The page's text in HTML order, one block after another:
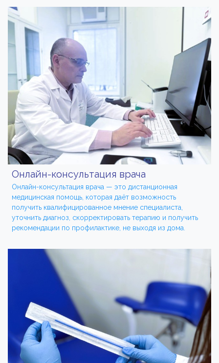
Онлайн-консультация врача
Онлайн-консультация врача — это дистанционная
медицинская помощь, которая даёт возможность
получить квалифицированное мнение специалиста,
уточнить диагноз, скорректировать терапию и получить
рекомендации по профилактике, не выходя из дома.